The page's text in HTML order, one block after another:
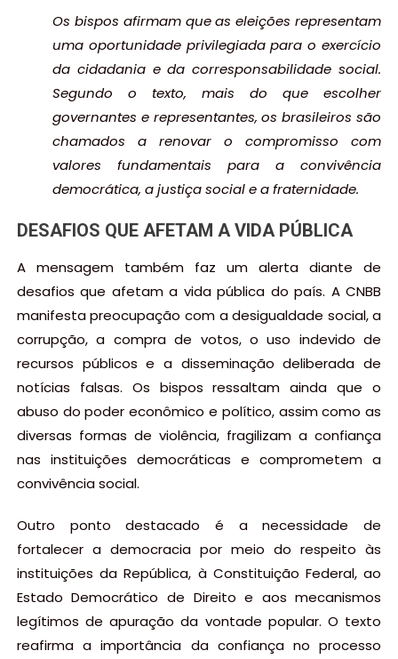
Os bispos afirmam que as eleições representam
uma oportunidade privilegiada para o exercício
da cidadania e da corresponsabilidade social.
Segundo o texto, mais do que escolher
governantes e representantes, os brasileiros são
chamados a renovar o compromisso com
valores fundamentais para a convivência
democrática, a justiça social e a fraternidade.
DESAFIOS QUE AFETAM A VIDA PÚBLICA
A mensagem também faz um alerta diante de
desafios que afetam a vida pública do país. A CNBB
manifesta preocupação com a desigualdade social, a
corrupção, a compra de votos, o uso indevido de
recursos públicos e a disseminação deliberada de
notícias falsas. Os bispos ressaltam ainda que o
abuso do poder econômico e político, assim como as
diversas formas de violência, fragilizam a confiança
nas instituições democráticas e comprometem a
convivência social.
Outro ponto destacado é a necessidade de
fortalecer a democracia por meio do respeito às
instituições da República, à Constituição Federal, ao
Estado Democrático de Direito e aos mecanismos
legítimos de apuração da vontade popular. O texto
reafirma a importância da confiança no processo